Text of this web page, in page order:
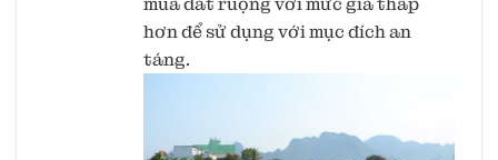
hơn để sử dụng với mục đích an
táng.